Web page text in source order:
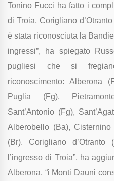
Tonino Fucci ha fatto i
di Troia, Corigliano
è stata riconosciuta la
ingressi”, ha spiegato
pugliesi che si
riconoscimento: Alberona
Puglia (Fg),
Sant’Antonio (Fg),
Alberobello (Ba),
(Br), Corigliano
l’ingresso di Troia”, ha
Alberona, “i Monti Dauni